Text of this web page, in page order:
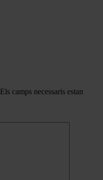
Els camps necessaris estan